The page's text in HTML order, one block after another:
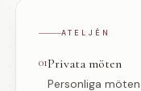
ATELJÉN
01Privata möten
Personliga